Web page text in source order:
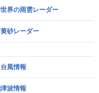
世界の雨雲レーダー
黄砂レーダー
台風情報
津波情報